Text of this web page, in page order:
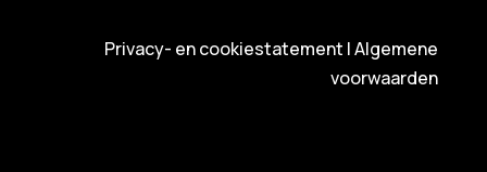
Privacy- en cookiestatement |Algemene
voorwaarden